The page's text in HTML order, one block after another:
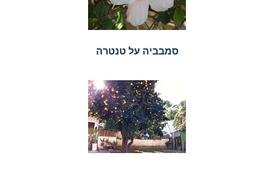
סמבביה על טנטרה